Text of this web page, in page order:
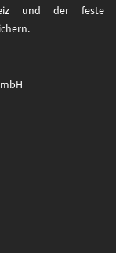
und der feste